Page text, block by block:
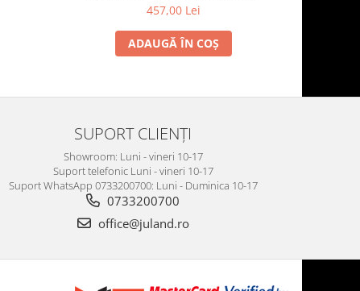
457,00 Lei
ADAUGĂ ÎN COȘ
SUPORT CLIENȚI
Showroom: Luni - vineri 10-17
Suport telefonic Luni - vineri 10-17
Suport WhatsApp 0733200700: Luni - Duminica 10-17
0733200700
office@juland.ro